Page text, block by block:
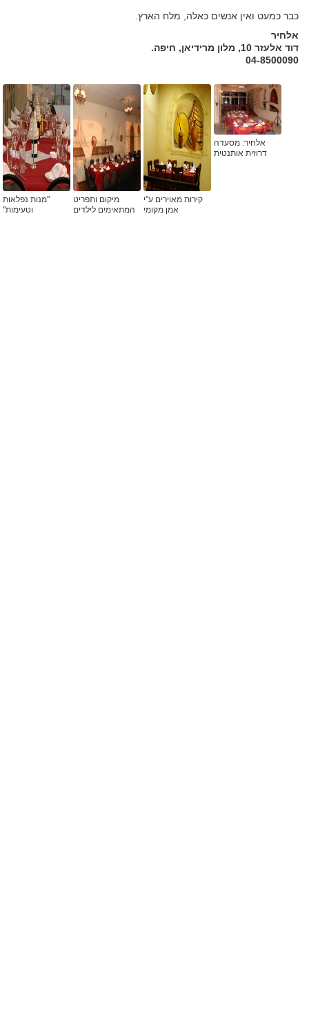
כבר כמעט ואין אנשים כאלה, מלח הארץ.
אלחיר
דוד אלעזר 10, מלון מרידיאן, חיפה.
04-8500090
אלחיר: מסעדה
דרוזית אותנטית
קירות מאוירים ע"י
אמן מקומי
מיקום ותפריט
המתאימים לילדים
"מנות נפלאות
וטעימות"